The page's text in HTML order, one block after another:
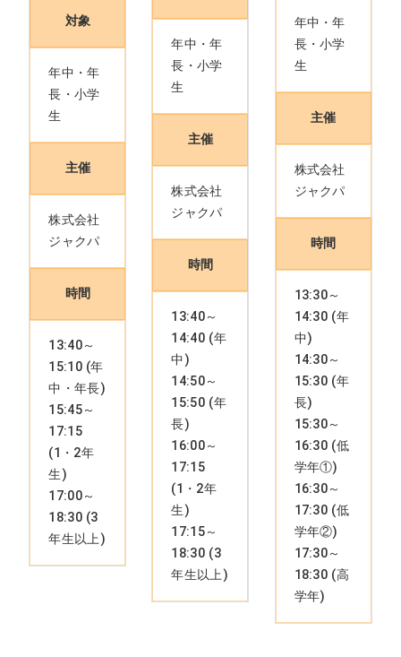
対象
年中・年
長・小学
生
主催
株式会社
ジャクパ
時間
13:40～
15:10 (年
中・年長)
15:45～
17:15
(1・2年
生)
17:00～
18:30 (3
年生以上)
年中・年
長・小学
生
主催
株式会社
ジャクパ
時間
13:40～
14:40 (年
中)
14:50～
15:50 (年
長)
16:00～
17:15
(1・2年
生)
17:15～
18:30 (3
年生以上)
年中・年
長・小学
生
主催
株式会社
ジャクパ
時間
13:30～
14:30 (年
中)
14:30～
15:30 (年
長)
15:30～
16:30 (低
学年①)
16:30～
17:30 (低
学年②)
17:30～
18:30 (高
学年)